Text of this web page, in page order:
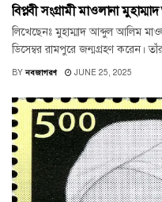
বিপ্লবী সংগ্রামী মাওলানা
লিখেছেনঃ মুহাম্মাদ আব্দুল আলিম
ডিসেম্বর রামপুরে জন্মগ্রহণ করেন।
BY নবজাগরণ JUNE 25, 2025